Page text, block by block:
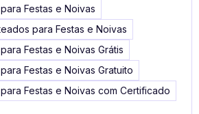
Festas e Noivas
para Festas e Noivas
Festas e Noivas Grátis
Festas e Noivas Gratuito
Festas e Noivas com Certificado